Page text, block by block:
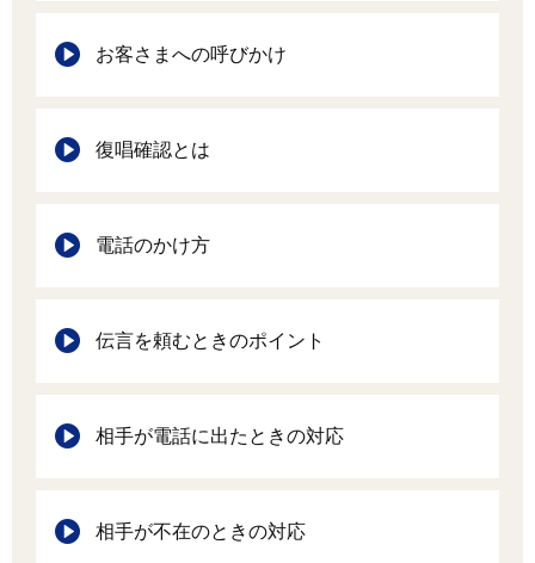
お客さまへの呼びかけ
復唱確認とは
電話のかけ方
伝言を頼むときのポイント
相手が電話に出たときの対応
相手が不在のときの対応